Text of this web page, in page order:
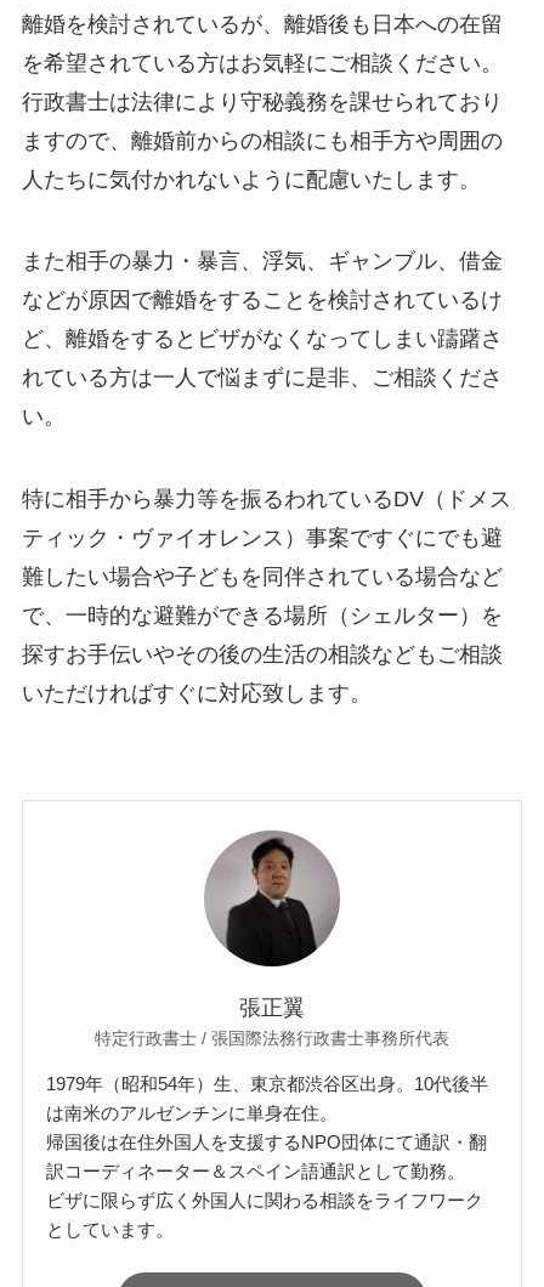
離婚を検討されているが、離婚後も日本への在留
を希望されている方はお気軽にご相談ください。
行政書士は法律により守秘義務を課せられており
ますので、離婚前からの相談にも相手方や周囲の
人たちに気付かれないように配慮いたします。
また相手の暴力・暴言、浮気、ギャンブル、借金
などが原因で離婚をすることを検討されているけ
ど、離婚をするとビザがなくなってしまい躊躇さ
れている方は一人で悩まずに是非、ご相談くださ
い。
特に相手から暴力等を振るわれているDV（ドメス
ティック・ヴァイオレンス）事案ですぐにでも避
難したい場合や子どもを同伴されている場合など
で、一時的な避難ができる場所（シェルター）を
探すお手伝いやその後の生活の相談などもご相談
いただければすぐに対応致します。
張正翼
特定行政書士 / 張国際法務行政書士事務所代表
1979年（昭和54年）生、東京都渋谷区出身。10代後半
は南米のアルゼンチンに単身在住。
帰国後は在住外国人を支援するNPO団体にて通訳・翻
訳コーディネーター＆スペイン語通訳として勤務。
ビザに限らず広く外国人に関わる相談をライフワーク
としています。